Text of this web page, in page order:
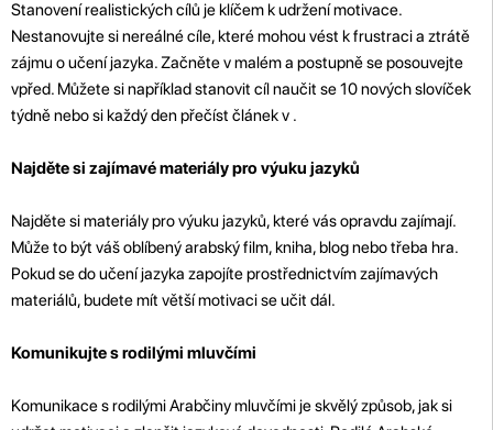
Stanovení realistických cílů je klíčem k udržení motivace.
Nestanovujte si nereálné cíle, které mohou vést k frustraci a ztrátě
zájmu o učení jazyka. Začněte v malém a postupně se posouvejte
vpřed. Můžete si například stanovit cíl naučit se 10 nových slovíček
týdně nebo si každý den přečíst článek v .
Najděte si zajímavé materiály pro výuku jazyků
Najděte si materiály pro výuku jazyků, které vás opravdu zajímají.
Může to být váš oblíbený arabský film, kniha, blog nebo třeba hra.
Pokud se do učení jazyka zapojíte prostřednictvím zajímavých
materiálů, budete mít větší motivaci se učit dál.
Komunikujte s rodilými mluvčími
Komunikace s rodilými Arabčiny mluvčími je skvělý způsob, jak si